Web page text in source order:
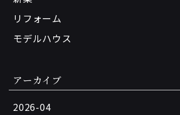
リフォーム
モデルハウス
アーカイブ
2026-04